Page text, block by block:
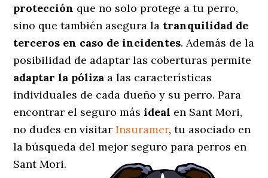
protección que no solo protege a tu perro,
sino que también asegura la tranquilidad de
terceros en caso de incidentes. Además de la
posibilidad de adaptar las coberturas permite
adaptar la póliza a las características
individuales de cada dueño y su perro. Para
encontrar el seguro másideal en Sant Mori,
no dudes en visitarInsuramer, tu asociado en
la búsqueda del mejor seguro para perros en
Sant Mori.